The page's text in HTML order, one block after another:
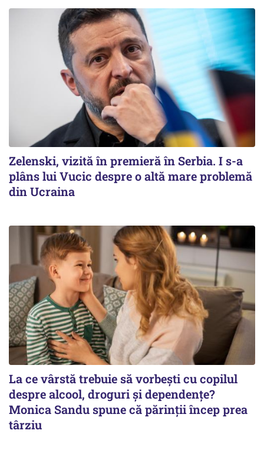
Zelenski, vizită în premieră în Serbia. I s-a
plâns lui Vucic despre o altă mare problemă
din Ucraina
La ce vârstă trebuie să vorbești cu copilul
despre alcool, droguri și dependențe?
Monica Sandu spune că părinții încep prea
târziu